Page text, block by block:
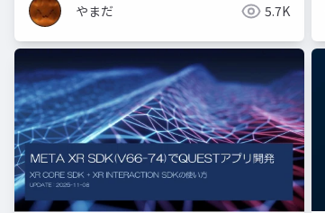
やまだ 5.7K